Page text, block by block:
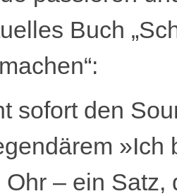
Buch
sofort den
»Ich
– ein Satz,